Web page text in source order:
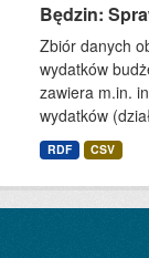
Będzin:
Zbiór danych
wydatków
zawiera m.in.
wydatków
RDF CSV